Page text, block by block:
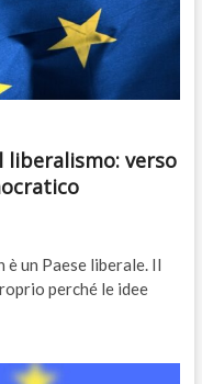
liberalismo: verso
è un Paese liberale. Il
perché le idee